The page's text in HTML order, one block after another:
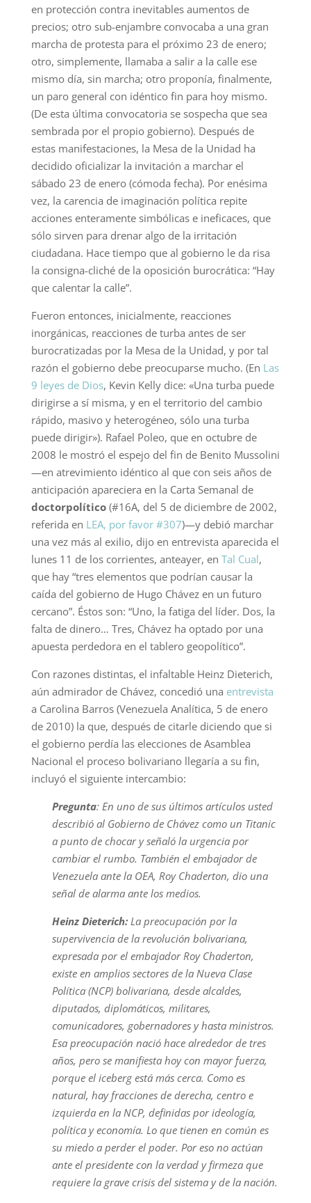
en protección contra inevitables aumentos de
precios; otro sub-enjambre convocaba a una gran
marcha de protesta para el próximo 23 de enero;
otro, simplemente, llamaba a salir a la calle ese
mismo día, sin marcha; otro proponía, finalmente,
un paro general con idéntico fin para hoy mismo.
(De esta última convocatoria se sospecha que sea
sembrada por el propio gobierno). Después de
estas manifestaciones, la Mesa de la Unidad ha
decidido oficializar la invitación a marchar el
sábado 23 de enero (cómoda fecha). Por enésima
vez, la carencia de imaginación política repite
acciones enteramente simbólicas e ineficaces, que
sólo sirven para drenar algo de la irritación
ciudadana. Hace tiempo que al gobierno le da risa
la consigna-cliché de la oposición burocrática: “Hay
que calentar la calle”.
Fueron entonces, inicialmente, reacciones
inorgánicas, reacciones de turba antes de ser
burocratizadas por la Mesa de la Unidad, y por tal
razón el gobierno debe preocuparse mucho. (En Las
9 leyes de Dios, Kevin Kelly dice: «Una turba puede
dirigirse a sí misma, y en el territorio del cambio
rápido, masivo y heterogéneo, sólo una turba
puede dirigir»). Rafael Poleo, que en octubre de
2008 le mostró el espejo del fin de Benito Mussolini
—en atrevimiento idéntico al que con seis años de
anticipación apareciera en la Carta Semanal de
doctorpolítico(#16A, del 5 de diciembre de 2002,
referida en LEA, por favor #307)—y debió marchar
una vez más al exilio, dijo en entrevista aparecida el
lunes 11 de los corrientes, anteayer, en Tal Cual,
que hay “tres elementos que podrían causar la
caída del gobierno de Hugo Chávez en un futuro
cercano”. Éstos son: “Uno, la fatiga del líder. Dos, la
falta de dinero… Tres, Chávez ha optado por una
apuesta perdedora en el tablero geopolítico”.
Con razones distintas, el infaltable Heinz Dieterich,
aún admirador de Chávez, concedió una entrevista
a Carolina Barros (Venezuela Analítica, 5 de enero
de 2010) la que, después de citarle diciendo que si
el gobierno perdía las elecciones de Asamblea
Nacional el proceso bolivariano llegaría a su fin,
incluyó el siguiente intercambio:
Pregunta: En uno de sus últimos artículos usted
describió al Gobierno de Chávez como un Titanic
a punto de chocar y señaló la urgencia por
cambiar el rumbo. También el embajador de
Venezuela ante la OEA, Roy Chaderton, dio una
señal de alarma ante los medios.
Heinz Dieterich:La preocupación por la
supervivencia de la revolución bolivariana,
expresada por el embajador Roy Chaderton,
existe en amplios sectores de la Nueva Clase
Política (NCP) bolivariana, desde alcaldes,
diputados, diplomáticos, militares,
comunicadores, gobernadores y hasta ministros.
Esa preocupación nació hace alrededor de tres
años, pero se manifiesta hoy con mayor fuerza,
porque el iceberg está más cerca. Como es
natural, hay fracciones de derecha, centro e
izquierda en la NCP, definidas por ideología,
política y economía. Lo que tienen en común es
su miedo a perder el poder. Por eso no actúan
ante el presidente con la verdad y firmeza que
requiere la grave crisis del sistema y de la nación.